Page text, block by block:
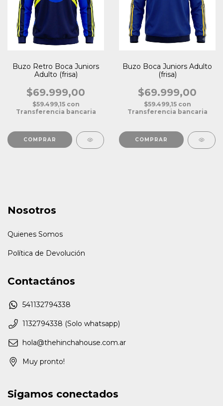
Buzo Retro Boca Juniors
Adulto (frisa)
$69.999,00
$59.499,15 con
Transferencia bancaria
COMPRAR
Buzo Boca Juniors Adulto
(frisa)
$69.999,00
$59.499,15 con
Transferencia bancaria
COMPRAR
Nosotros
Quienes Somos
Política de Devolución
Contactános
541132794338
1132794338 (Solo whatsapp)
hola@thehinchahouse.com.ar
Muy pronto!
Sigamos conectados